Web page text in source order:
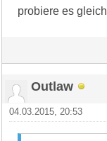
probiere es
Outlaw
04.03.2015, 20:53